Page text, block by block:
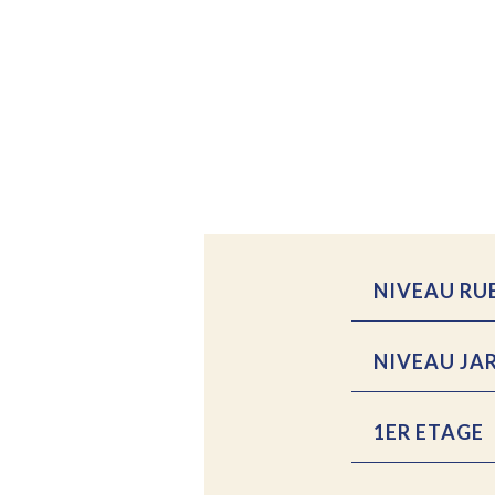
NIVEAU
NIVEAU
1ER ETAGE